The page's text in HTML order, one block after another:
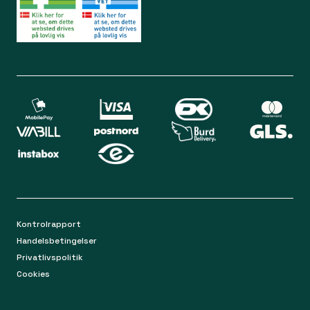
Lørdag 09.00 - 12.00
Mandag-torsdag 9.00 - 16.00
Kontakt os på mail
apoteket@apopro.dk
Spørgsmål og svar
Returnering
Bliv medlem
Din sikkerhed
Kontrolrapport
Handelsbetingelser
Privatlivspolitik
Cookies